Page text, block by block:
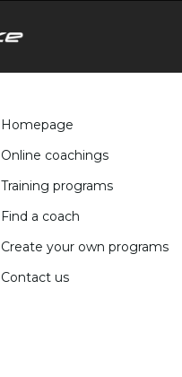
Homepage
Online coachings
Training programs
Find a coach
Create your own programs
Contact us